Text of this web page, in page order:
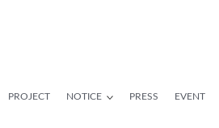
PROJECT NOTICE PRESS EVENT